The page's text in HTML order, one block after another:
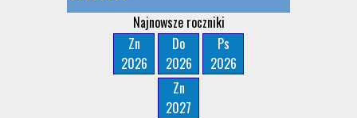
Najnowsze roczniki
Zn
2026
Do
2026
Ps
2026
Zn
2027